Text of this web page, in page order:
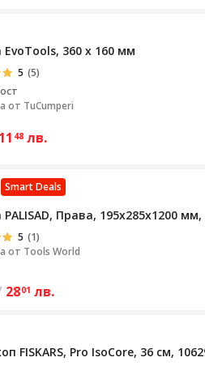
360 x 160 мм
5 (5)
от TuCumperi
11 48 лв.
Smart Deals
Права, 195х285х1200
5 (1)
от Tools World
2801 лв.
FISKARS, Pro IsoCore, 36 см,